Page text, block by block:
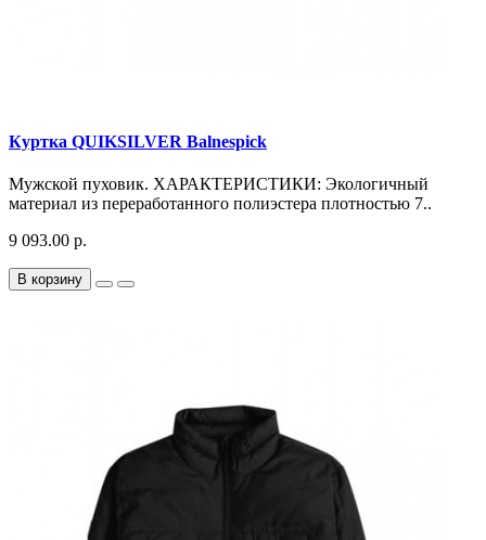
Куртка QUIKSILVER Balnespick
Мужской пуховик. ХАРАКТЕРИСТИКИ: Экологичный
материал из переработанного полиэстера плотностью 7..
9 093.00 р.
В корзину